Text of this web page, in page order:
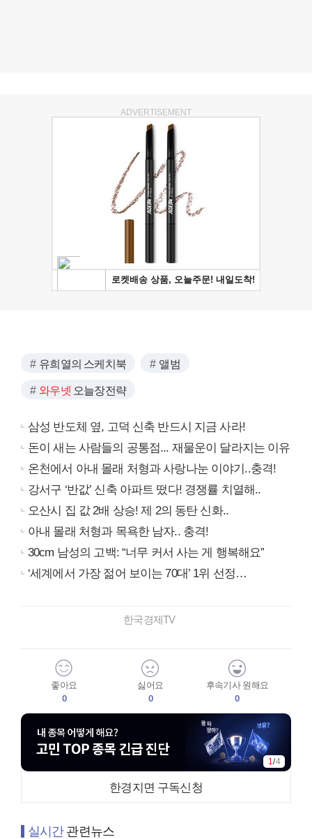
ADVERTISEMENT
유희열의 스케치북 앨범
와우넷 오늘장전략
삼성 반도체 옆, 고덕 신축 반드시 지금 사라!
돈이 새는 사람들의 공통점... 재물운이 달라지는 이유
온천에서 아내 몰래 처형과 사랑나눈 이야기..충격!
강서구 ‘반값’ 신축 아파트 떴다! 경쟁률 치열해..
오산시 집 값 2배 상승! 제 2의 동탄 신화..
아내 몰래 처형과 목욕한 남자.. 충격!
30cm 남성의 고백: “너무 커서 사는 게 행복해요”
‘세계에서 가장 젊어 보이는 70대’ 1위 선정…
한국경제TV
좋아요
0
싫어요
0
후속기사 원해요
0
1/4
한경지면 구독신청
실시간관련뉴스